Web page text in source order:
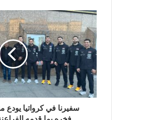
سفيرنا في كرواتيا يودع